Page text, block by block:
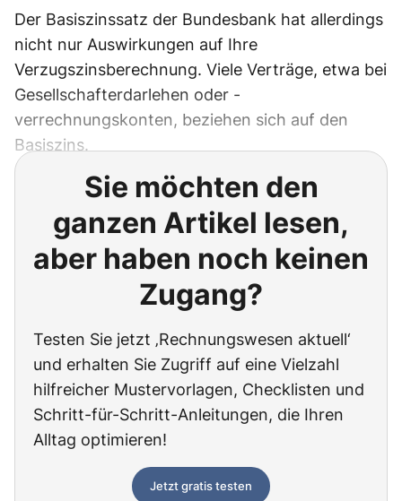
Der Basiszinssatz der Bundesbank hat allerdings
nicht nur Auswirkungen auf Ihre
Verzugszinsberechnung. Viele Verträge, etwa bei
Gesellschafterdarlehen oder -
verrechnungskonten, beziehen sich auf den
Basiszins.
Sie möchten den
ganzen Artikel lesen,
aber haben noch keinen
Zugang?
Testen Sie jetzt ‚Rechnungswesen aktuell‘
und erhalten Sie Zugriff auf eine Vielzahl
hilfreicher Mustervorlagen, Checklisten und
Schritt-für-Schritt-Anleitungen, die Ihren
Alltag optimieren!
Jetzt gratis testen